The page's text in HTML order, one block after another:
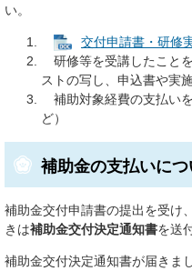
い。
交付申請書・研修
研修等を受講したこと
ストの写し、申込書や実
補助対象経費の支払い
ど）
補助金の支払いにつ
補助金交付申請書の提出を受け
きは補助金交付決定通知書を送
補助金交付決定通知書が届きま